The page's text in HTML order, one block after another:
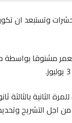
وتستبعد ان
عثر امس الاحد على طفل في
الثانية
اجل التشريح